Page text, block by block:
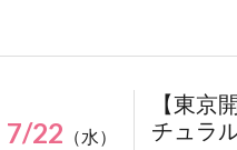
7/22 （水）
【東京
チュラ